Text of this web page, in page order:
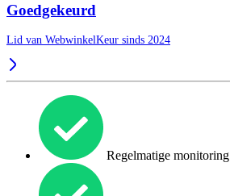
Goedgekeurd
Lid van WebwinkelKeur sinds 2024
Regelmatige monitoring